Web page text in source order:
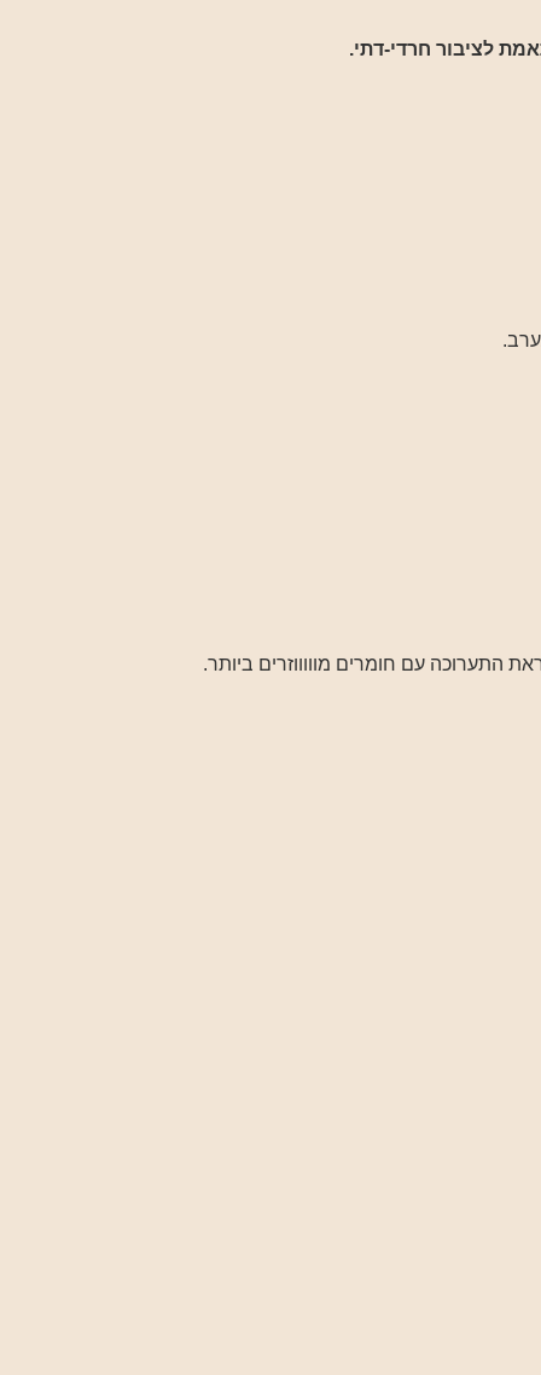
לציבור חרדי-דתי.
התערוכה עם חומרים מוווווזרים ביותר.